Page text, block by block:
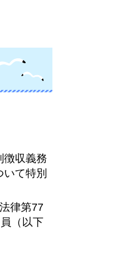
徴収義務
て特別
律第77
（以下